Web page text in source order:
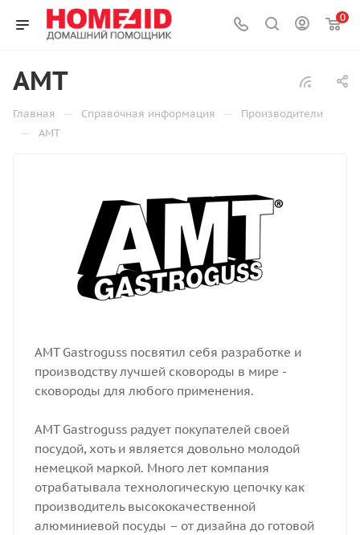
0
AMT
Главная — Справочная информация — Производители
— AMT
AMT Gastroguss посвятил себя разработке и
производству лучшей сковороды в мире -
сковороды для любого применения.
AMT Gastroguss радует покупателей своей
посудой, хоть и является довольно молодой
немецкой маркой. Много лет компания
отрабатывала технологическую цепочку как
производитель высококачественной
алюминиевой посуды – от дизайна до готовой